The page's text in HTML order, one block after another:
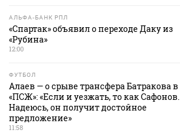
АЛЬФА-БАНК РПЛ
«Спартак» объявил о переходе Даку из
«Рубина»
12:00
ФУТБОЛ
Алаев — о срыве трансфера Батракова в
«ПСЖ»: «Если и уезжать, то как Сафонов.
Надеюсь, он получит достойное
предложение»
11:58